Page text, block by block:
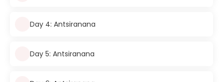
Day 4: Antsiranana
Day 5: Antsiranana